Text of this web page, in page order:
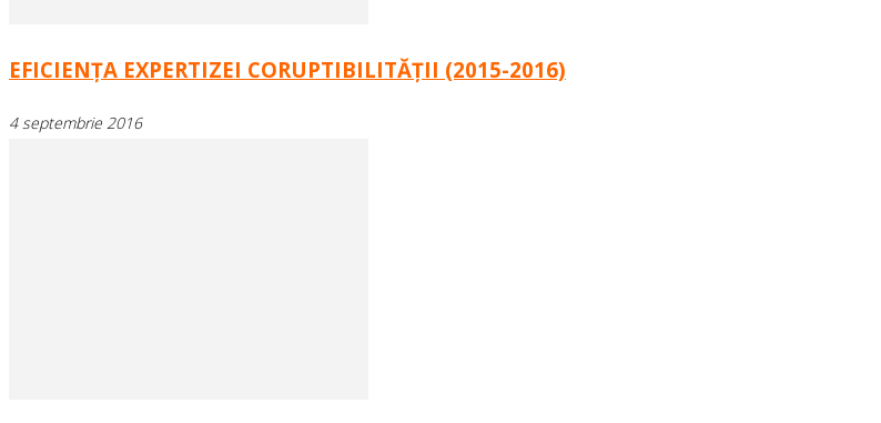
EFICIENŢA EXPERTIZEI CORUPTIBILITĂŢII (2015-2016)
4 septembrie 2016